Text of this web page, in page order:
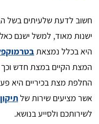
חשוב לדעת שלעיתים בשל
ישנות מאוד, למשל ישנם
היא בכלל נמצאת
המצת הקיים במצת חדש
החלפת מצת בכיריים היא
אשר מציעים שירות של
לשירותכם ולסייע בנושא.